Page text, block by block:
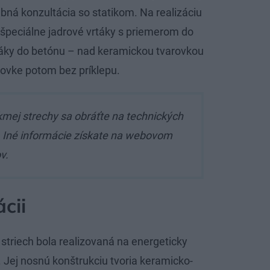
konzultácia so statikom. Na realizáciu
jadrové vrtáky s priemerom do
do betónu – nad keramickou tvarovkou
potom bez príklepu.
strechy sa obráťte na technických
Iné informácie získate na webovom
bola realizovaná na energeticky
Jej nosnú konštrukciu tvoria keramicko-